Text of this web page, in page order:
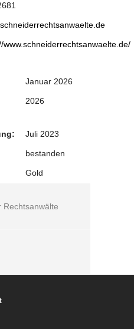
www.schneiderrechtsanwaelte.de/
Januar 2026
2026
Juli 2023
bestanden
Gold